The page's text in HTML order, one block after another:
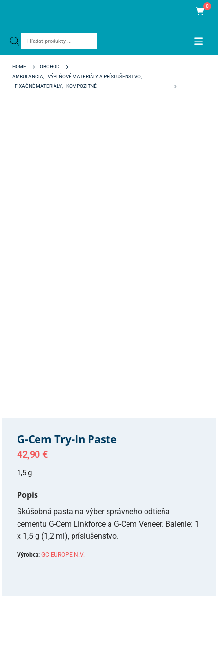
Products
0
HOME
OBCHOD
AMBULANCIA
VÝPLŇOVÉ MATERIÁLY A PRÍSLUŠENSTVO
FIXAČNÉ MATERIÁLY
KOMPOZITNÉ
G-Cem Try-In Paste
42,90 €
1,5 g
Popis
Skúšobná pasta na výber správneho odtieňa
cementu G-Cem Linkforce a G-Cem Veneer. Balenie: 1
x 1,5 g (1,2 ml), príslušenstvo.
Výrobca: GC EUROPE N.V.